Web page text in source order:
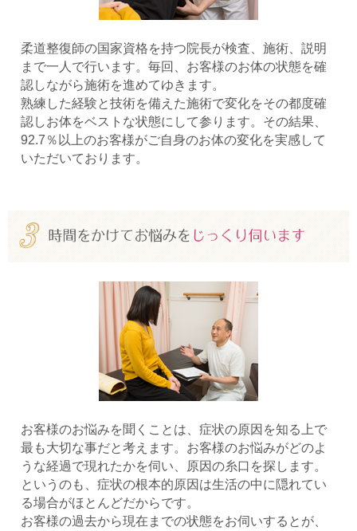
柔道整復師の国家資格を持つ院長が検査、施術、説明
まで一人で行います。毎回、お客様のお体の状態を確
認しながら施術を進めてゆきます。
熟練した経験と技術を備えた施術で変化をその都度確
認しお体をベストな状態にして参ります。その結果、
92.7％以上のお客様がご自身のお体の変化を実感して
いただいております。
お客様のお悩みを聞くことは、症状の原因を知る上で
最も大切な事だと考えます。お客様のお悩みがどのよ
うな経過で現れたかを伺い、原因の糸口を探します。
というのも、症状の根本的原因は生活の中に隠れてい
る場合がほとんどだからです。
お客様の過去から現在までの状態をお伺いするとが、